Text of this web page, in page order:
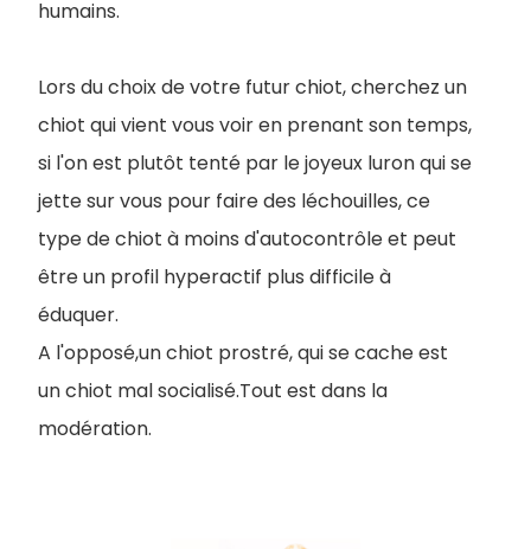
humains.
Lors du choix de votre futur chiot, cherchez un
chiot qui vient vous voir en prenant son temps,
si l'on est plutôt tenté par le joyeux luron qui se
jette sur vous pour faire des léchouilles, ce
type de chiot à moins d'autocontrôle et peut
être un profil hyperactif plus difficile à
éduquer.
A l'opposé,un chiot prostré, qui se cache est
un chiot mal socialisé.Tout est dans la
modération.